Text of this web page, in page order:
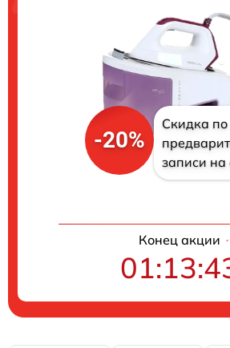
-20%
Скидка по
записи на
Конец акции